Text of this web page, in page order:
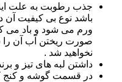
جذب رطوبت به علت
باشد نوع بی کیفیت
ورم می شود و باد می
صورت ریختن آب آن را
نخواهید شد .
داشتن لبه های تیز و
در قسمت گوشه و کنج